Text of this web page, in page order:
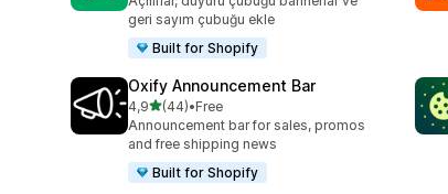
geri sayım çubuğu ekle
Built for Shopify
Oxify Announcement Bar
4,95 yıldız üzerinden
(44)
toplam 44 değerlendirme
•Free
Announcement bar for sales, promos
and free shipping news
Built for Shopify